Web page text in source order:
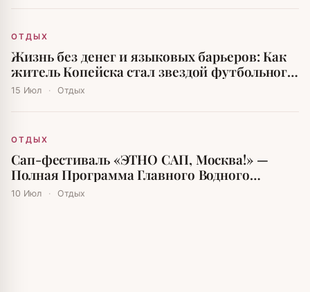
ОТДЫХ
Жизнь без денег и языковых барьеров: Как
житель Копейска стал звездой футбольного
мира
15 Июл · Отдых
ОТДЫХ
Сап-фестиваль «ЭТНО САП, Москва!» —
Полная Программа Главного Водного
Праздника Лета
10 Июл · Отдых